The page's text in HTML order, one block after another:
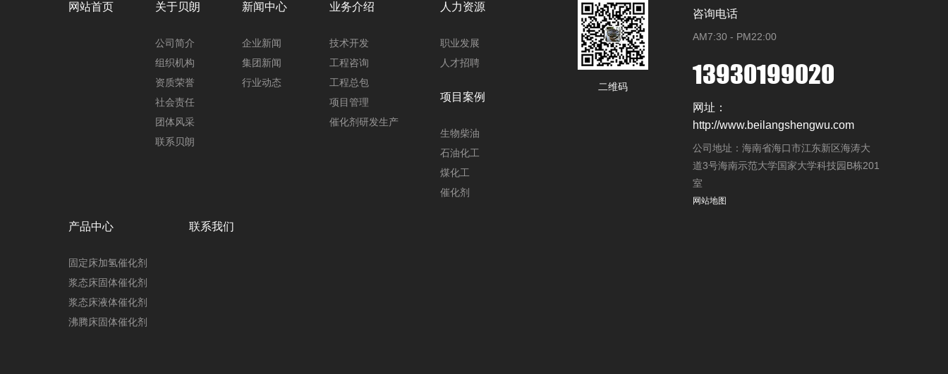
网站首页 关于贝朗
公司简介
组织机构
资质荣誉
社会责任
团体风采
联系贝朗
新闻中心
企业新闻
集团新闻
行业动态
业务介绍
技术开发
工程咨询
工程总包
项目管理
催化剂研发生产
人力资源
职业发展
人才招聘
项目案例
生物柴油
石油化工
煤化工
催化剂
产品中心
固定床加氢催化剂
浆态床固体催化剂
浆态床液体催化剂
沸腾床固体催化剂
联系我们
二维码
咨询电话
AM7:30 - PM22:00
13930199020
网址：
http://www.beilangshengwu.com
公司地址：海南省海口市江东新区海涛大
道3号海南示范大学国家大学科技园B栋201
室
网站地图